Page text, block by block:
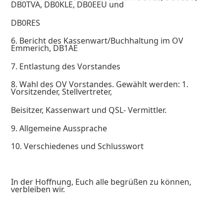
DB0TVA, DB0KLE, DB0EEU und
DB0RES
6. Bericht des Kassenwart/Buchhaltung im OV
Emmerich, DB1AE
7. Entlastung des Vorstandes
8. Wahl des OV Vorstandes. Gewählt werden: 1.
Vorsitzender, Stellvertreter,
Beisitzer, Kassenwart und QSL- Vermittler.
9. Allgemeine Aussprache
10. Verschiedenes und Schlusswort
In der Hoffnung, Euch alle begrüßen zu können,
verbleiben wir.